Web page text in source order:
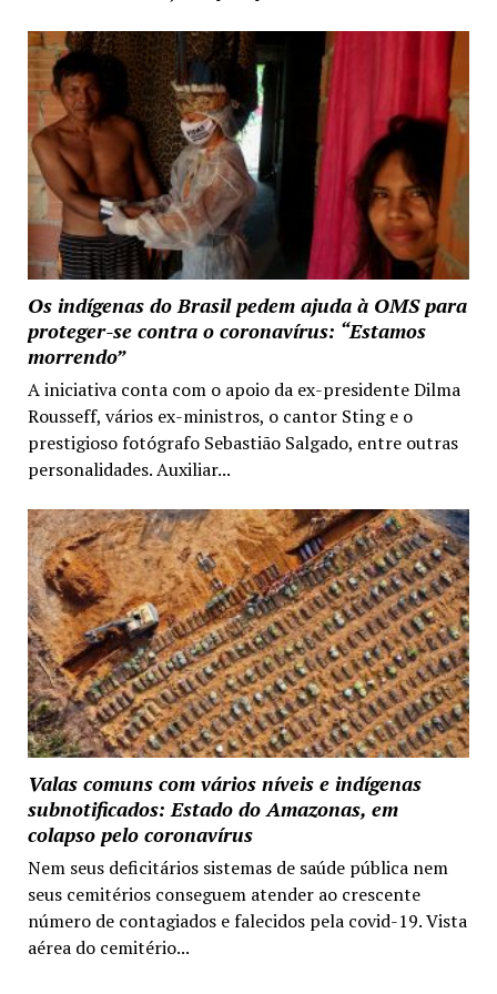
Os indígenas do Brasil pedem ajuda à OMS para
proteger-se contra o coronavírus: “Estamos
morrendo”
A iniciativa conta com o apoio da ex-presidente Dilma
Rousseff, vários ex-ministros, o cantor Sting e o
prestigioso fotógrafo Sebastião Salgado, entre outras
personalidades. Auxiliar...
Valas comuns com vários níveis e indígenas
subnotificados: Estado do Amazonas, em
colapso pelo coronavírus
Nem seus deficitários sistemas de saúde pública nem
seus cemitérios conseguem atender ao crescente
número de contagiados e falecidos pela covid-19. Vista
aérea do cemitério...